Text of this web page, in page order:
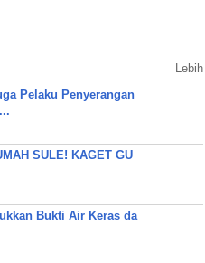
Lebih
Pelaku Penyerangan
SULE! KAGET GU
Bukti Air Keras da